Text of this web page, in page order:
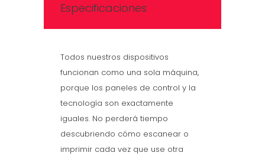
Especificaciones
Todos nuestros dispositivos
funcionan como una sola máquina,
porque los paneles de control y la
tecnología son exactamente
iguales. No perderá tiempo
descubriendo cómo escanear o
imprimir cada vez que use otra